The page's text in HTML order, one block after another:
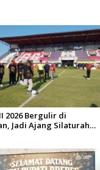
2026 Bergulir di
Jadi Ajang Silaturahmi